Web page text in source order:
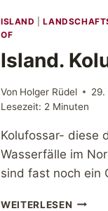
ISLAND |
OF
Island.
Von Holger Rüdel
29.
Lesezeit: 2 Minuten
Kolufossar- diese
Wasserfälle im
sind fast noch ein
WEITERLESEN ISLAND.